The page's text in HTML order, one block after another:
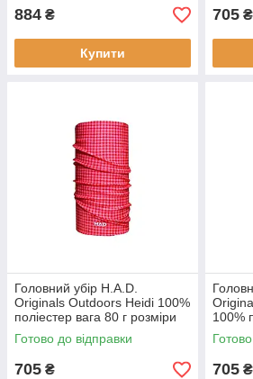
884 ₴
Купити
705 ₴
Головний убір H.A.D.
Originals Outdoors Heidi 100%
поліестер вага 80 г розміри
52 х 25 см безшовний
сертифікат Oeko-Tex
Готово до відправки
705 ₴
100%
705 ₴